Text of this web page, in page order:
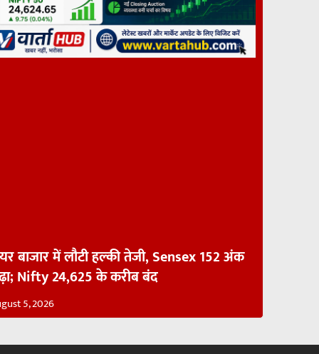
बाजार में लौटी हल्की तेजी, Sensex 152 अंक
Nifty 24,625 के करीब बंद
5, 2026